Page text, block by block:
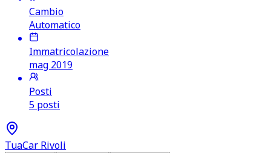
Cambio
Automatico
Immatricolazione
mag 2019
Posti
5 posti
TuaCar Rivoli